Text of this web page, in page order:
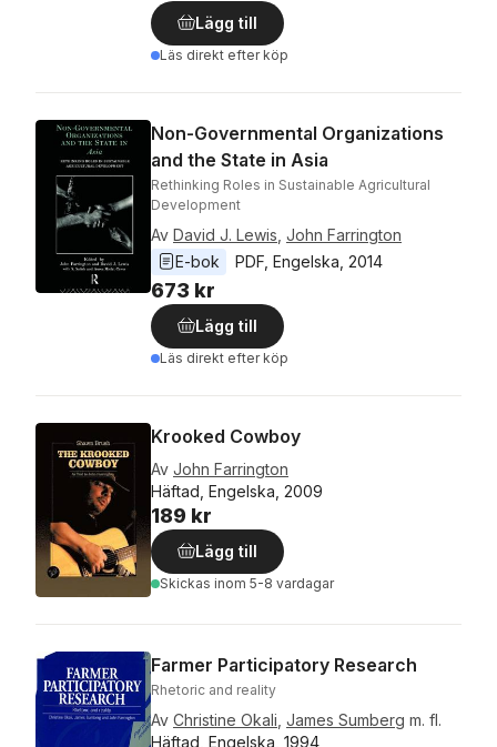
Lägg till
Läs direkt efter köp
Non-Governmental Organizations
and the State in Asia
Rethinking Roles in Sustainable Agricultural
Development
Av David J. Lewis John Farrington
E-bok
PDF Engelska 2014
673 kr
Lägg till
Läs direkt efter köp
Krooked Cowboy
Av John Farrington
Häftad, Engelska, 2009
189 kr
Lägg till
Skickas inom 5-8 vardagar
Farmer Participatory Research
Rhetoric and reality
Av Christine Okali James Sumberg m. fl.
Häftad, Engelska, 1994